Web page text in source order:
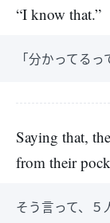
“I know that.”
「分かってるっ
Saying that,
from their
そう言って、５